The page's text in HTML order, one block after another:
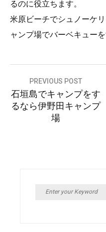
るのに役立ちます。
米原ビーチでシュノーケ
ャンプ場でバーベキュー
稿
ナ
PREVIOUS POST
石垣島でキャンプをす
るなら伊野田キャンプ
場
Search